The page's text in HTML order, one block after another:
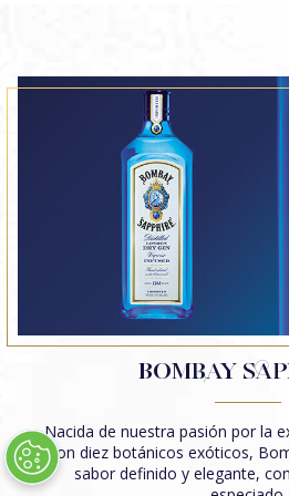
BOMBAY SAPPHIRE
BOMBAY SAPPHIRE
CÓCTEL STAR
TODOS LOS
BOMBAY
Nacida de nuestra pasión por la
con diez botánicos exóticos,
sabor definido y elegante,